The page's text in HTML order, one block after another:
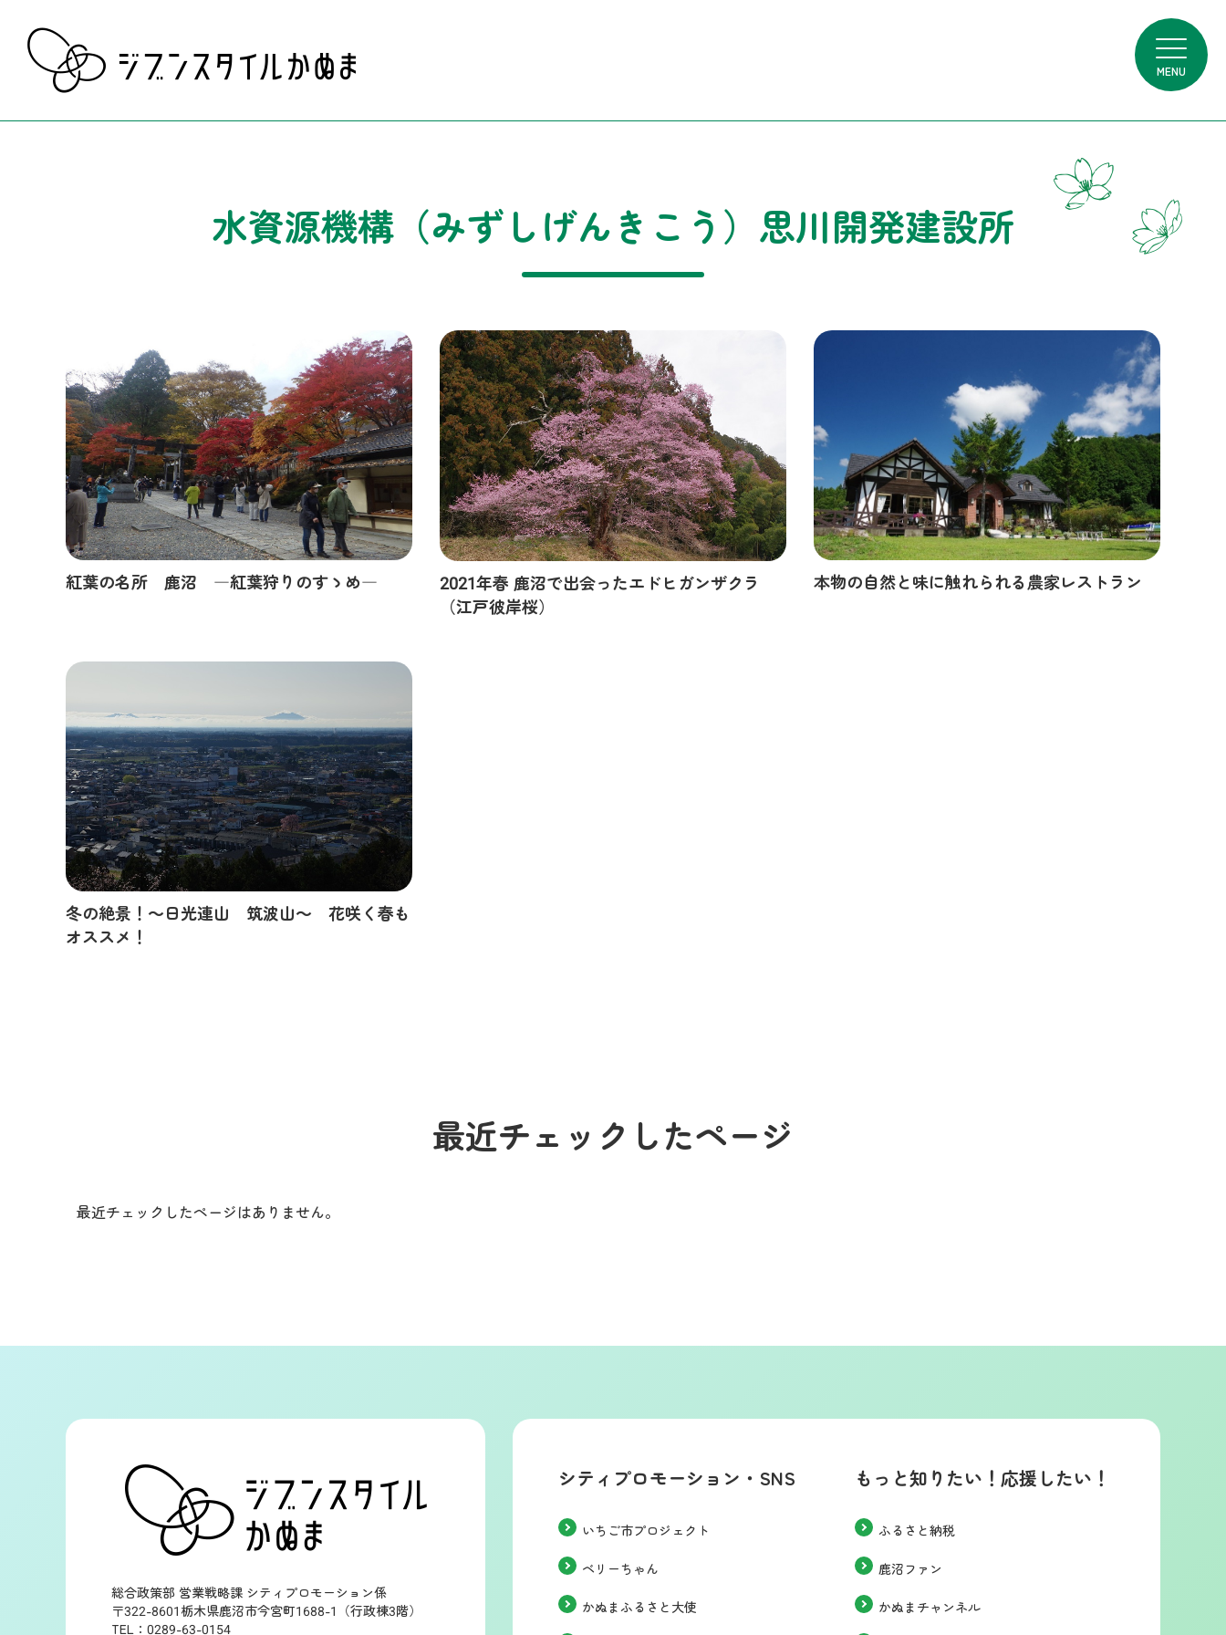
MENU
水資源機構（みずしげんきこう）思川開発建設所
紅葉の名所 鹿沼 ―紅葉狩りのすゝめ―
2021年春 鹿沼で出会ったエドヒガンザクラ
（江戸彼岸桜）
本物の自然と味に触れられる農家レストラン
冬の絶景！～日光連山 筑波山～ 花咲く春も
オススメ！
最近チェックしたページ
最近チェックしたページはありません。
総合政策部 営業戦略課 シティプロモーション係
〒322-8601栃木県鹿沼市今宮町1688-1（行政棟3階）
TEL：0289-63-0154
シティプロモーション・SNS
いちご市プロジェクト
ベリーちゃん
かぬまふるさと大使
もっと知りたい！応援したい！
ふるさと納税
鹿沼ファン
かぬまチャンネル